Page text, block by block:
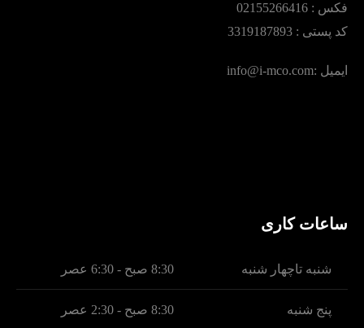
فکس :‌ 02155266416
کد پستی : 3319187893
ایمیل :‌info@i-mco.com
ساعات کاری
شنبه تاچهار شنبه 8:30 صبح - 6:30 عصر
پنج شنبه 8:30 صبح - 2:30 عصر